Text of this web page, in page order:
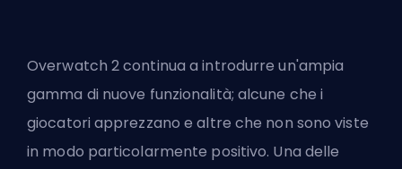
Overwatch 2 continua a introdurre un'ampia
gamma di nuove funzionalità; alcune che i
giocatori apprezzano e altre che non sono viste
in modo particolarmente positivo. Una delle